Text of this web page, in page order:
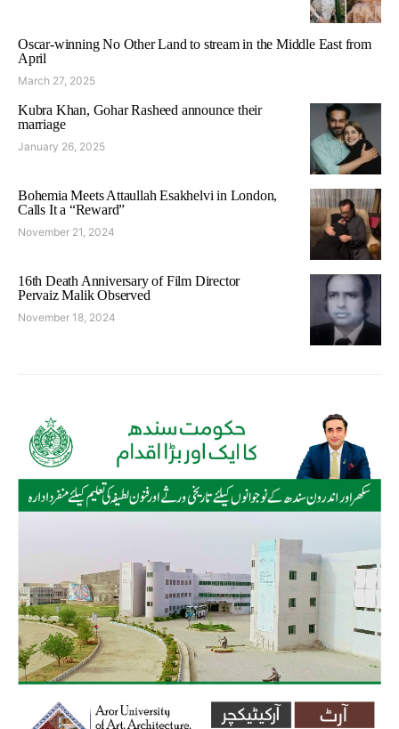
Oscar-winning No Other Land to stream in the Middle East from
April
March 27, 2025
Kubra Khan, Gohar Rasheed announce their
marriage
January 26, 2025
Bohemia Meets Attaullah Esakhelvi in London,
Calls It a “Reward”
November 21, 2024
16th Death Anniversary of Film Director
Pervaiz Malik Observed
November 18, 2024